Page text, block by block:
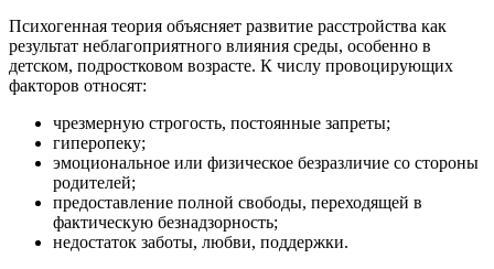
Психогенная теория объясняет развитие расстройства как
результат неблагоприятного влияния среды, особенно в
детском, подростковом возрасте. К числу провоцирующих
факторов относят:
чрезмерную строгость, постоянные запреты;
гиперопеку;
эмоциональное или физическое безразличие со стороны
родителей;
предоставление полной свободы, переходящей в
фактическую безнадзорность;
недостаток заботы, любви, поддержки.